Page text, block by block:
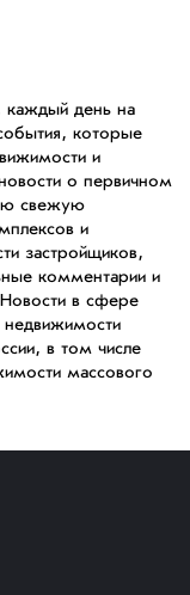
каждый день на
которые
и
о первичном
свежую
и
застройщиков,
комментарии и
в сфере
недвижимости
в том числе
массового